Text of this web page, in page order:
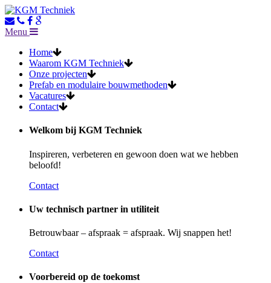
Menu
Home
Waarom KGM Techniek
Onze projecten
Prefab en modulaire bouwmethoden
Vacatures
Contact
Welkom bij KGM Techniek
Inspireren, verbeteren en gewoon doen wat we hebben
beloofd!
Contact
Uw technisch partner in utiliteit
Betrouwbaar – afspraak = afspraak. Wij snappen het!
Contact
Voorbereid op de toekomst